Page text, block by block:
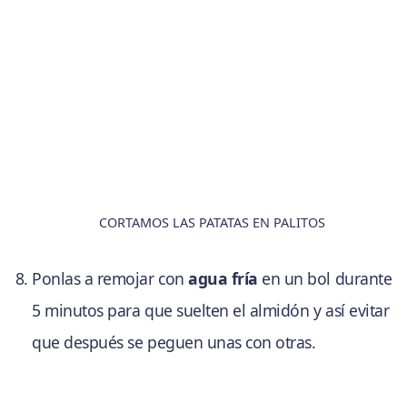
CORTAMOS LAS PATATAS EN PALITOS
Ponlas a remojar conagua fría en un bol durante
5 minutos para que suelten el almidón y así evitar
que después se peguen unas con otras.